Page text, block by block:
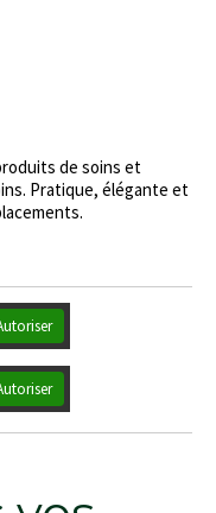
de soins et
Pratique, élégante et